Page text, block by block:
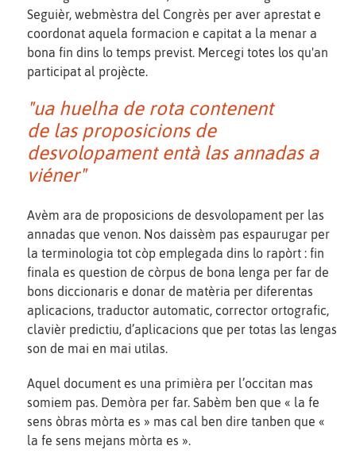
Seguièr, webmèstra del Congrès per aver aprestat e
coordonat aquela formacion e capitat a la menar a
bona fin dins lo temps previst. Mercegi totes los qu'an
participat al projècte.
"ua huelha de rota contenent
de las proposicions de
desvolopament entà las annadas a
viéner"
Avèm ara de proposicions de desvolopament per las
annadas que venon. Nos daissèm pas espaurugar per
la terminologia tot còp emplegada dins lo rapòrt : fin
finala es question de còrpus de bona lenga per far de
bons diccionaris e donar de matèria per diferentas
aplicacions, traductor automatic, corrector ortografic,
clavièr predictiu, d’aplicacions que per totas las lengas
son de mai en mai utilas.
Aquel document es una primièra per l’occitan mas
somiem pas. Demòra per far. Sabèm ben que « la fe
sens òbras mòrta es » mas cal ben dire tanben que «
la fe sens mejans mòrta es ».